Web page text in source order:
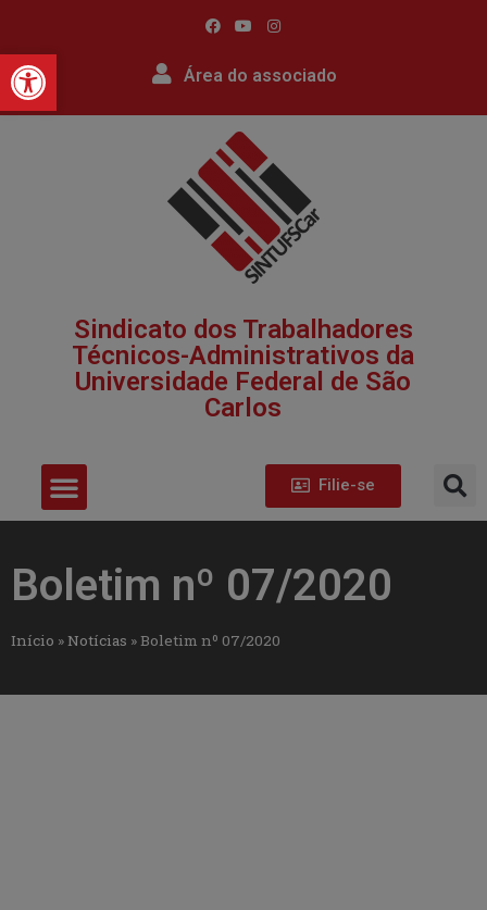
Barra de Ferramentas
Área do associado
Sindicato dos Trabalhadores
Técnicos-Administrativos da
Universidade Federal de São
Carlos​
Filie-se
Boletim nº 07/2020
Início »Notícias »Boletim nº 07/2020